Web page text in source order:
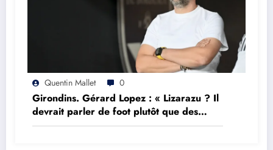
Quentin Mallet 0
Girondins. Gérard Lopez : « Lizarazu ? Il
devrait parler de foot plutôt que des
choses qu’il ne comprend pas »